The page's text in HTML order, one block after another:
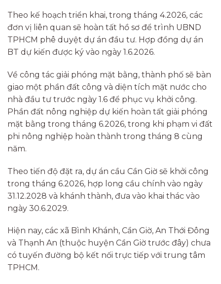
Theo kế hoạch triển khai, trong tháng 4.2026, các
đơn vị liên quan sẽ hoàn tất hồ sơ để trình UBND
TPHCM phê duyệt dự án đầu tư. Hợp đồng dự án
BT dự kiến được ký vào ngày 1.6.2026.
Về công tác giải phóng mặt bằng, thành phố sẽ bàn
giao một phần đất công và diện tích mặt nước cho
nhà đầu tư trước ngày 1.6 để phục vụ khởi công.
Phần đất nông nghiệp dự kiến hoàn tất giải phóng
mặt bằng trong tháng 6.2026, trong khi phạm vi đất
phi nông nghiệp hoàn thành trong tháng 8 cùng
năm.
Theo tiến độ đặt ra, dự án cầu Cần Giờ sẽ khởi công
trong tháng 6.2026, hợp long cầu chính vào ngày
31.12.2028 và khánh thành, đưa vào khai thác vào
ngày 30.6.2029.
Hiện nay, các xã Bình Khánh, Cần Giờ, An Thới Đông
và Thạnh An (thuộc huyện Cần Giờ trước đây) chưa
có tuyến đường bộ kết nối trực tiếp với trung tâm
TPHCM.